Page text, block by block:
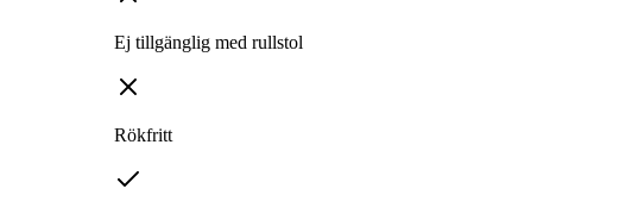
Ej tillgänglig med rullstol
Rökfritt